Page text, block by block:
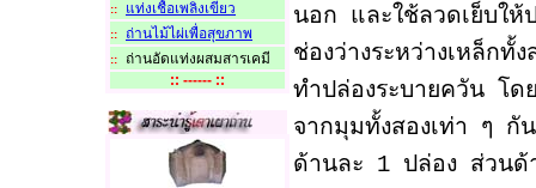
:: แท่งเชื้อเพลิงเขียว
:: ถ่านไม้ไผ่เพื่อสุขภาพ
::
ถ่านอัดแท่งผสมสารเคม
:: ------ ::
นอก และใช้ลวดเย็บให้
ช่องว่างระหว่างเหล็ก
ทำปล่องระบายควัน โ
จากมุมทั้งสองเท่า ๆ
ด้านละ 1 ปล่อง ส่วนด้